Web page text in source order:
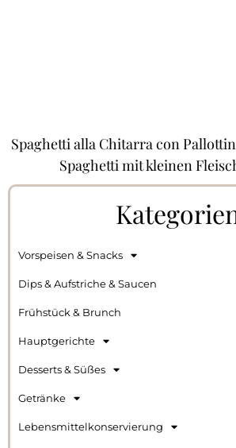
Spaghetti alla Chitarra con
Spaghetti mit kleinen
Vorspeisen & Snacks
Dips & Aufstriche & Saucen
Frühstück & Brunch
Hauptgerichte
Desserts & Süßes
Getränke
Lebensmittelkonservierung